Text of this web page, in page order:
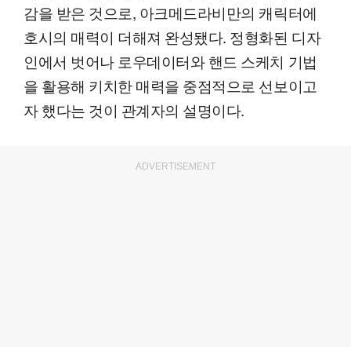
감을 받은 것으로, 아크메드라비만의 캐릭터에
호시의 매력이 더해져 완성됐다. 정형화된 디자
인에서 벗어나 로우데이터와 핸드 스케치 기법
을 활용해 키치한 매력을 중점적으로 선보이고
자 했다는 것이 관계자의 설명이다.
ADVERTISEMENT